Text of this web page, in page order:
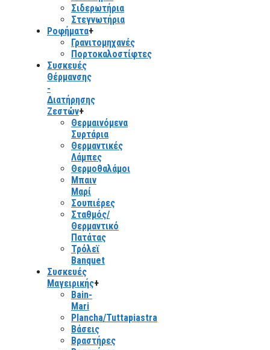
Σιδερωτήρια
Στεγνωτήρια
Ροφήματα+
Γρανιτομηχανές
Πορτοκαλοστίφτες
Συσκευές
Θέρμανσης
-
Διατήρησης
Ζεστών+
Θερμαινόμενα
Συρτάρια
Θερμαντικές
Λάμπες
Θερμοθαλάμοι
Μπαιν
Μαρί
Σουπιέρες
Σταθμός/
Θερμαντικό
Πατάτας
Τρόλεϊ
Banquet
Συσκευές
Μαγειρικής+
Bain-
Mari
Plancha/Tuttapiastra
Βάσεις
Βραστήρες